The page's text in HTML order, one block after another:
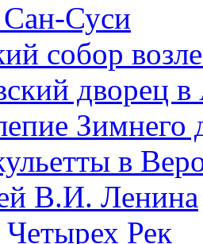
Суси
собор
дворец
в
В.И. Ленина
Рек